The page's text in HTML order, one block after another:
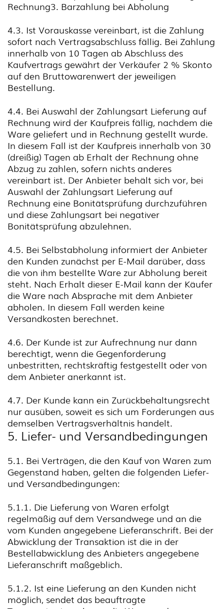
Rechnung3. Barzahlung bei Abholung
4.3. Ist Vorauskasse vereinbart, ist die Zahlung
sofort nach Vertragsabschluss fällig. Bei Zahlung
innerhalb von 10 Tagen ab Abschluss des
Kaufvertrags gewährt der Verkäufer 2 % Skonto
auf den Bruttowarenwert der jeweiligen
Bestellung.
4.4. Bei Auswahl der Zahlungsart Lieferung auf
Rechnung wird der Kaufpreis fällig, nachdem die
Ware geliefert und in Rechnung gestellt wurde.
In diesem Fall ist der Kaufpreis innerhalb von 30
(dreißig) Tagen ab Erhalt der Rechnung ohne
Abzug zu zahlen, sofern nichts anderes
vereinbart ist. Der Anbieter behält sich vor, bei
Auswahl der Zahlungsart Lieferung auf
Rechnung eine Bonitätsprüfung durchzuführen
und diese Zahlungsart bei negativer
Bonitätsprüfung abzulehnen.
4.5. Bei Selbstabholung informiert der Anbieter
den Kunden zunächst per E-Mail darüber, dass
die von ihm bestellte Ware zur Abholung bereit
steht. Nach Erhalt dieser E-Mail kann der Käufer
die Ware nach Absprache mit dem Anbieter
abholen. In diesem Fall werden keine
Versandkosten berechnet.
4.6. Der Kunde ist zur Aufrechnung nur dann
berechtigt, wenn die Gegenforderung
unbestritten, rechtskräftig festgestellt oder von
dem Anbieter anerkannt ist.
4.7. Der Kunde kann ein Zurückbehaltungsrecht
nur ausüben, soweit es sich um Forderungen aus
demselben Vertragsverhältnis handelt.
5. Liefer- und Versandbedingungen
5.1. Bei Verträgen, die den Kauf von Waren zum
Gegenstand haben, gelten die folgenden Liefer-
und Versandbedingungen:
5.1.1. Die Lieferung von Waren erfolgt
regelmäßig auf dem Versandwege und an die
vom Kunden angegebene Lieferanschrift. Bei der
Abwicklung der Transaktion ist die in der
Bestellabwicklung des Anbieters angegebene
Lieferanschrift maßgeblich.
5.1.2. Ist eine Lieferung an den Kunden nicht
möglich, sendet das beauftragte